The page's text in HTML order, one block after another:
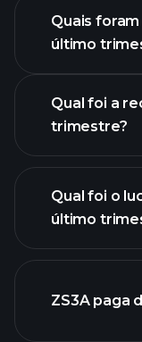
Quais
último
ZS3A
Qual foi a
trimestre?
relatórios
Qual foi o
último
ZS3A paga